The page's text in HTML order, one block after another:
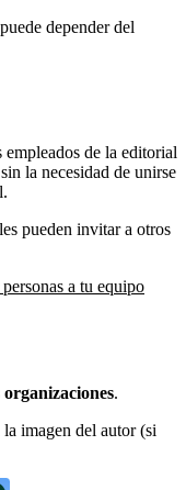
depender del
de la editorial
la necesidad de unirse
pueden invitar a otros
a tu equipo
organizaciones.
imagen del autor (si